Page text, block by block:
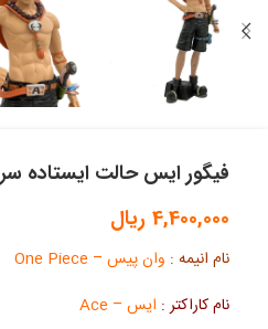
فیگور ایس حالت ایستاده
4,400,000 ریال
نام انیمه : وان پیس – One Piece
نام کاراکتر : ایس – Ace